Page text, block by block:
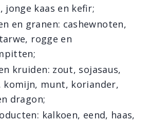
jonge kaas en kefir;
en granen: cashewnoten,
rogge en
kruiden: zout, sojasaus,
komijn, munt, koriander,
dragon;
kalkoen, eend, haas,